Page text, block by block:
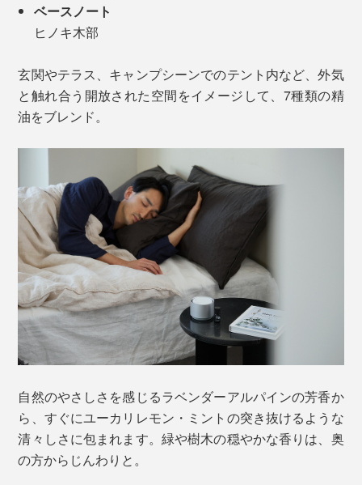
ベースノート
ヒノキ木部
玄関やテラス、キャンプシーンでのテント内など、外気
と触れ合う開放された空間をイメージして、7種類の精
油をブレンド。
自然のやさしさを感じるラベンダーアルパインの芳香か
ら、すぐにユーカリレモン・ミントの突き抜けるような
清々しさに包まれます。緑や樹木の穏やかな香りは、奥
の方からじんわりと。